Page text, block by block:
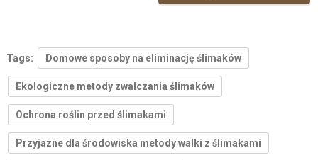
Tags: Domowe sposoby na eliminację ślimaków
Ekologiczne metody zwalczania ślimaków
Ochrona roślin przed ślimakami
Przyjazne dla środowiska metody walki z ślimakami